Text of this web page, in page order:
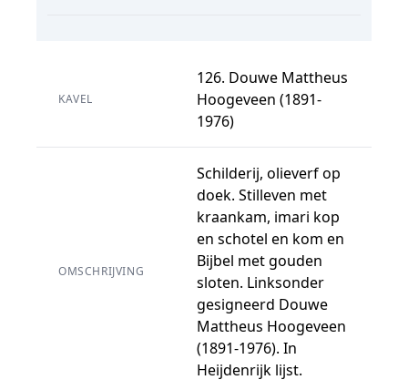
KAVEL
126. Douwe Mattheus
Hoogeveen (1891-
1976)
OMSCHRIJVING
Schilderij, olieverf op
doek. Stilleven met
kraankam, imari kop
en schotel en kom en
Bijbel met gouden
sloten. Linksonder
gesigneerd Douwe
Mattheus Hoogeveen
(1891-1976). In
Heijdenrijk lijst.